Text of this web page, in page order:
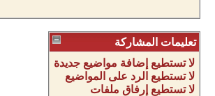
تعليمات المشاركة
لا تستطيع إضافة مواضيع جديدة
لا تستطيع الرد على المواضيع
لا تستطيع إرفاق ملفات